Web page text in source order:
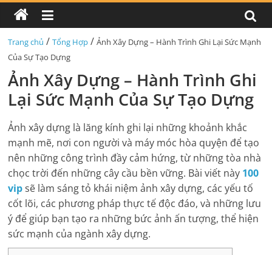
Trang chủ /Tổng Hợp /Ảnh Xây Dựng – Hành Trình Ghi Lại Sức Mạnh
Của Sự Tạo Dựng
Ảnh Xây Dựng – Hành Trình Ghi
Lại Sức Mạnh Của Sự Tạo Dựng
Ảnh xây dựng là lăng kính ghi lại những khoảnh khắc
mạnh mẽ, nơi con người và máy móc hòa quyện để tạo
nên những công trình đầy cảm hứng, từ những tòa nhà
chọc trời đến những cây cầu bền vững. Bài viết này 100
vipsẽ làm sáng tỏ khái niệm ảnh xây dựng, các yếu tố
cốt lõi, các phương pháp thực tế độc đáo, và những lưu
ý để giúp bạn tạo ra những bức ảnh ấn tượng, thể hiện
sức mạnh của ngành xây dựng.